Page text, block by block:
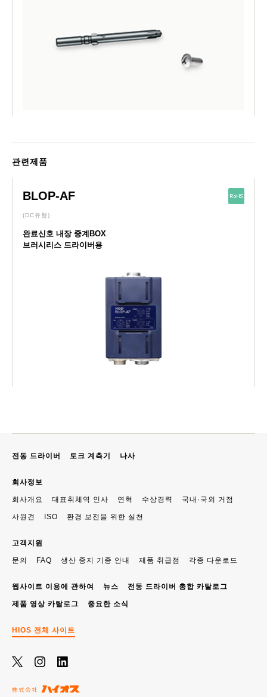
관련제품
BLOP-AF
(DC유형)
완료신호 내장 중계BOX
브러시리스 드라이버용
전동 드라이버 토크 계측기 나사
회사정보
회사개요 대표취체역 인사 연혁 수상경력 국내·국외 거점
사원견 ISO 환경 보전을 위한 실천
고객지원
문의 FAQ 생산 중지 기종 안내 제품 취급점 각종 다운로드
웹사이트 이용에 관하여 뉴스 전동 드라이버 총합 카탈로그
제품 영상 카탈로그 중요한 소식
HIOS 전체 사이트